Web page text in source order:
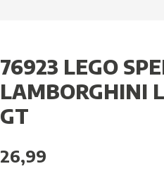
76923 LEGO
LAMBORGHINI
GT
26,99